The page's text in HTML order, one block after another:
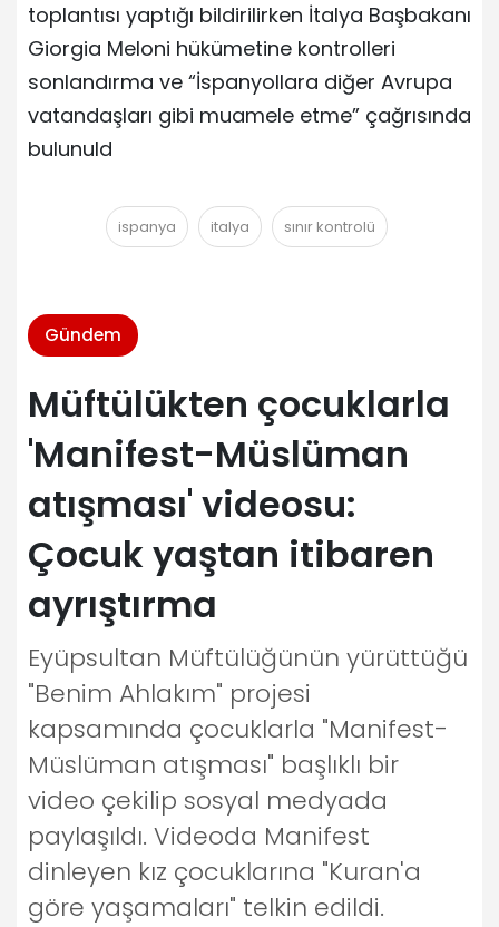
toplantısı yaptığı bildirilirken İtalya Başbakanı
Giorgia Meloni hükümetine kontrolleri
sonlandırma ve “İspanyollara diğer Avrupa
vatandaşları gibi muamele etme” çağrısında
bulunuld
ispanya italya sınır kontrolü
Gündem
Müftülükten çocuklarla
'Manifest-Müslüman
atışması' videosu:
Çocuk yaştan itibaren
ayrıştırma
Eyüpsultan Müftülüğünün yürüttüğü
"Benim Ahlakım" projesi
kapsamında çocuklarla "Manifest-
Müslüman atışması" başlıklı bir
video çekilip sosyal medyada
paylaşıldı. Videoda Manifest
dinleyen kız çocuklarına "Kuran'a
göre yaşamaları" telkin edildi.